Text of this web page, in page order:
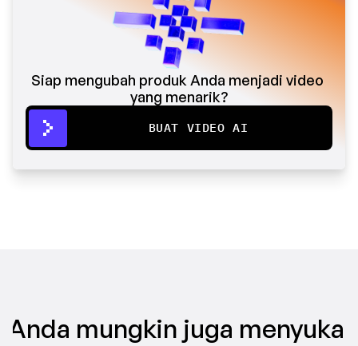
Siap mengubah produk Anda menjadi video
yang menarik?
BUAT VIDEO AI
Anda mungkin juga menyukai